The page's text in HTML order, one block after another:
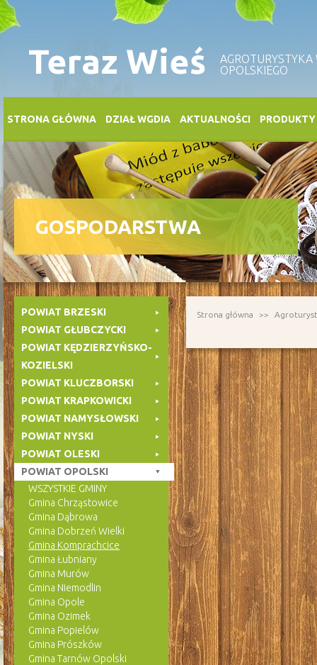
Teraz Wieś
OPOLSKIEGO
STRONA GŁÓWNA DZIAŁ WGDIA AKTUALNOŚCI PRODUKTY
GOSPODARSTWA
POWIAT BRZESKI
POWIAT GŁUBCZYCKI
POWIAT KĘDZIERZYŃSKO-
KOZIELSKI
POWIAT KLUCZBORSKI
POWIAT KRAPKOWICKI
POWIAT NAMYSŁOWSKI
POWIAT NYSKI
POWIAT OLESKI
POWIAT OPOLSKI
WSZYSTKIE GMINY
Gmina Chrząstowice
Gmina Dąbrowa
Gmina Dobrzeń Wielki
Gmina Komprachcice
Gmina Łubniany
Gmina Murów
Gmina Niemodlin
Gmina Opole
Gmina Ozimek
Gmina Popielów
Gmina Prószków
Gmina Tarnów Opolski
Strona główna